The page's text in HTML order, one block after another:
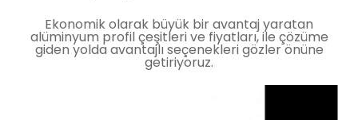
Ekonomik olarak büyük bir avantaj yaratan
alüminyum profil çeşitleri ve fiyatları, ile çözüme
giden yolda avantajlı seçenekleri gözler önüne
getiriyoruz.